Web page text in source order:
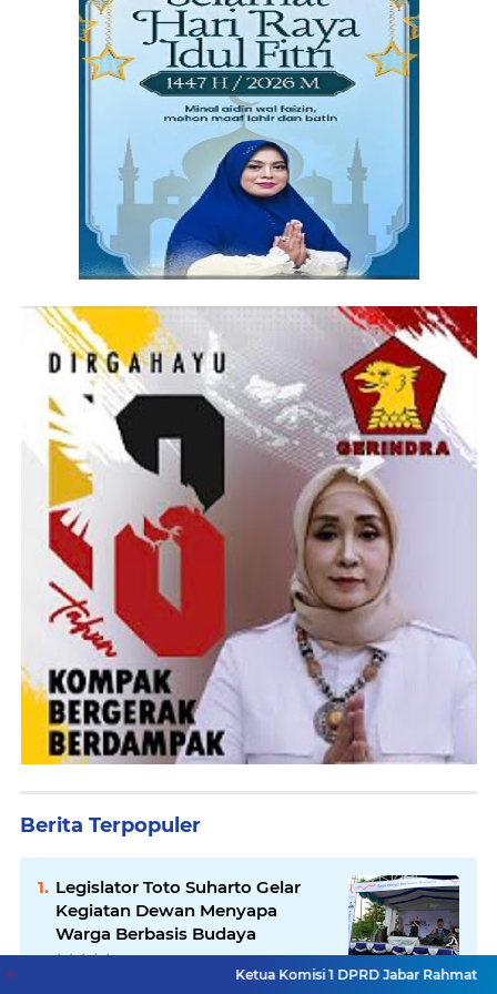
Berita Terpopuler
Legislator Toto Suharto Gelar
Kegiatan Dewan Menyapa
Warga Berbasis Budaya
Ketua Komisi 1 DPRD Jabar Rahmat Hidayat Djati